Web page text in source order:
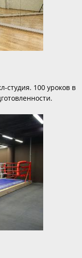
студия. 100 уроков в